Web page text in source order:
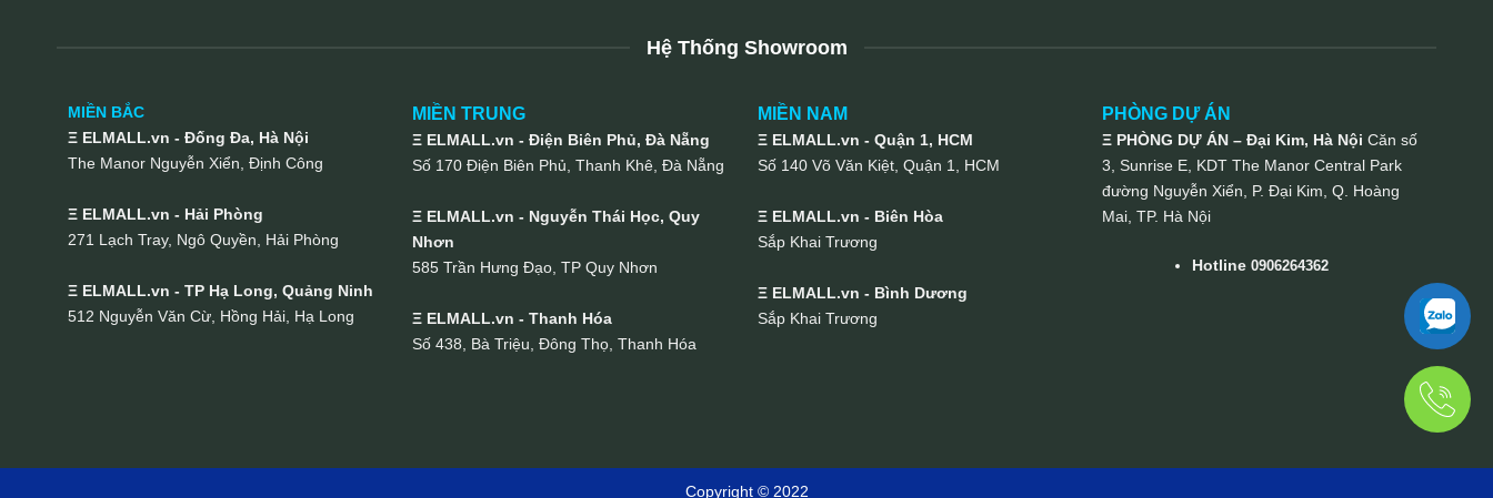
Hệ Thống Showroom
MIỀN BẮC
Ξ ELMALL.vn - Đống Đa, Hà Nội
The Manor Nguyễn Xiển, Định Công
Ξ ELMALL.vn - Hải Phòng
271 Lạch Tray, Ngô Quyền, Hải Phòng
Ξ ELMALL.vn - TP Hạ Long, Quảng Ninh
512 Nguyễn Văn Cừ, Hồng Hải, Hạ Long
MIỀN TRUNG
Ξ ELMALL.vn - Điện Biên Phủ, Đà Nẵng
Số 170 Điện Biên Phủ, Thanh Khê, Đà Nẵng
Ξ ELMALL.vn - Nguyễn Thái Học, Quy
Nhơn
585 Trần Hưng Đạo, TP Quy Nhơn
Ξ ELMALL.vn - Thanh Hóa
Số 438, Bà Triệu, Đông Thọ, Thanh Hóa
MIỀN NAM
Ξ ELMALL.vn - Quận 1, HCM
Số 140 Võ Văn Kiệt, Quận 1, HCM
Ξ ELMALL.vn - Biên Hòa
Sắp Khai Trương
Ξ ELMALL.vn - Bình Dương
Sắp Khai Trương
PHÒNG DỰ ÁN
Ξ PHÒNG DỰ ÁN – Đại Kim, Hà Nội Căn số
3, Sunrise E, KDT The Manor Central Park
đường Nguyễn Xiển, P. Đại Kim, Q. Hoàng
Mai, TP. Hà Nội
Hotline0906264362
Copyright © 2022